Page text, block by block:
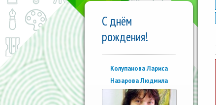
С днём
рождения!
Колупанова Лариса
Назарова Людмила